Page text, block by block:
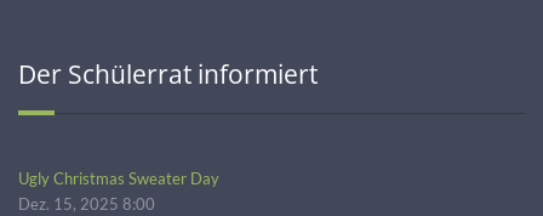
Der Schülerrat informiert
Ugly Christmas Sweater Day
Dez. 15, 2025 8:00